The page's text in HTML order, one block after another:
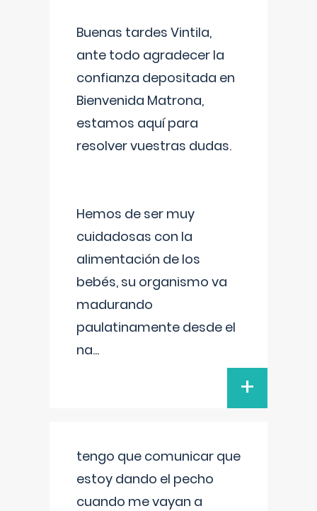
Buenas tardes Vintila,
ante todo agradecer la
confianza depositada en
Bienvenida Matrona,
estamos aquí para
resolver vuestras dudas.
Hemos de ser muy
cuidadosas con la
alimentación de los
bebés, su organismo va
madurando
paulatinamente desde el
na...
+
tengo que comunicar que
estoy dando el pecho
cuando me vayan a